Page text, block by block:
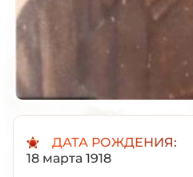
ДАТА РОЖДЕНИЯ:
18 марта 1918